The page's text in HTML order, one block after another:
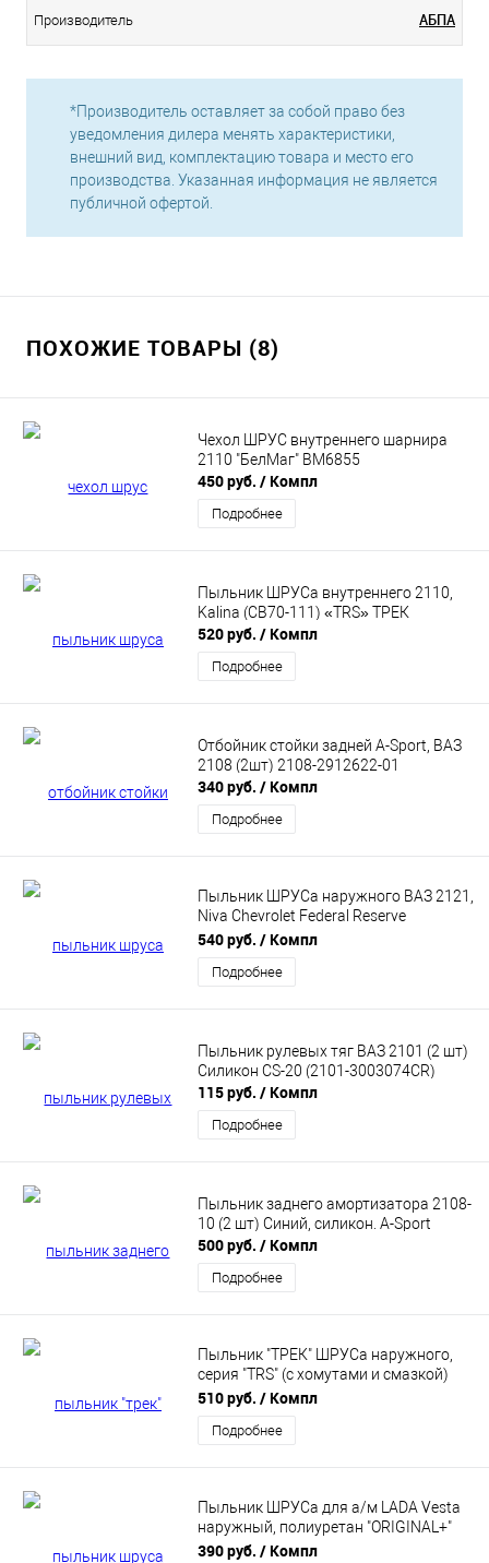
Производитель АБПА
*Производитель оставляет за собой право без
уведомления дилера менять характеристики,
внешний вид, комплектацию товара и место его
производства. Указанная информация не является
публичной офертой.
ПОХОЖИЕ ТОВАРЫ (8)
Чехол ШРУС внутреннего шарнира
2110 "БелМаг" BM6855
450 руб. / Компл
Подробнее
Пыльник ШРУСа внутреннего 2110,
Kalina (CB70-111) «TRS» ТРЕК
520 руб. / Компл
Подробнее
Отбойник стойки задней A-Sport, ВАЗ
2108 (2шт) 2108-2912622-01
340 руб. / Компл
Подробнее
Пыльник ШРУСа наружного ВАЗ 2121,
Niva Chevrolet Federal Reserve
(FR2121ACVO)
540 руб. / Компл
Подробнее
Пыльник рулевых тяг ВАЗ 2101 (2 шт)
Силикон CS-20 (2101-3003074CR)
115 руб. / Компл
Подробнее
Пыльник заднего амортизатора 2108-
10 (2 шт) Синий, силикон. A-Sport
500 руб. / Компл
Подробнее
Пыльник "ТРЕК" ШРУСа наружного,
серия "TRS" (с хомутами и смазкой)
для ВАЗ 2123, Лада (Нива 4x4, Нива
4x4 Урбан) CB70-109
510 руб. / Компл
Подробнее
Пыльник ШРУСа для а/м LADA Vesta
наружный, полиуретан "ORIGINAL+"
CS20 (CS16245)
390 руб. / Компл